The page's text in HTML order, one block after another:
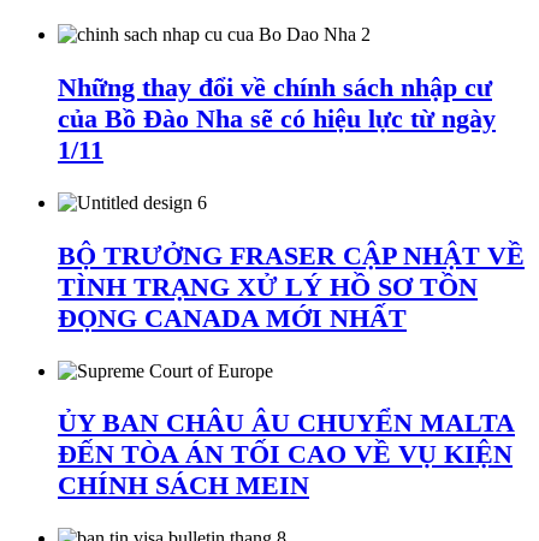
Những thay đổi về chính sách nhập cư
của Bồ Đào Nha sẽ có hiệu lực từ ngày
1/11
BỘ TRƯỞNG FRASER CẬP NHẬT VỀ
TÌNH TRẠNG XỬ LÝ HỒ SƠ TỒN
ĐỌNG CANADA MỚI NHẤT
ỦY BAN CHÂU ÂU CHUYỂN MALTA
ĐẾN TÒA ÁN TỐI CAO VỀ VỤ KIỆN
CHÍNH SÁCH MEIN